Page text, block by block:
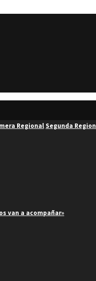
RegionalSegunda
van a acompañar»